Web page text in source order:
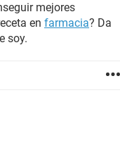
mejores
en farmacia? Da
soy.